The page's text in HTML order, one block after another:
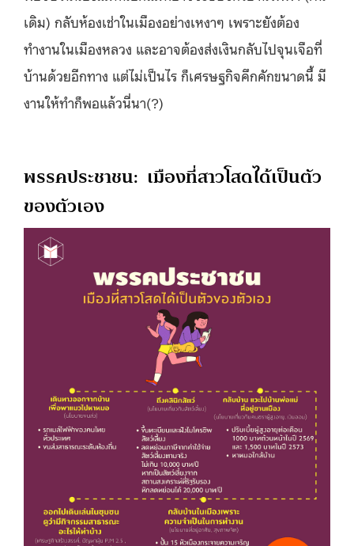
เดิม) กลับห้องเช่าในเมืองอย่างเหงาๆ เพราะยังต้อง
ทำงานในเมืองหลวง และอาจต้องส่งเงินกลับไปจุนเจือที่
บ้านด้วยอีกทาง แต่ไม่เป็นไร ก็เศรษฐกิจคึกคักขนาดนี้ มี
งานให้ทำก็พอแล้วนี่นา(?)
พรรคประชาชน: เมืองที่สาวโสดได้เป็นตัว
ของตัวเอง